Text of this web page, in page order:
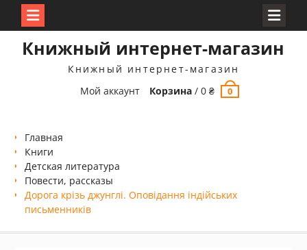
Книжный интернет-магазин
Книжный интернет-магазин
Мой аккаунт
Корзина /0₴ 0
Главная
Книги
Детская литература
Повести, рассказы
Дорога крізь джунглі. Оповідання індійських
письменників